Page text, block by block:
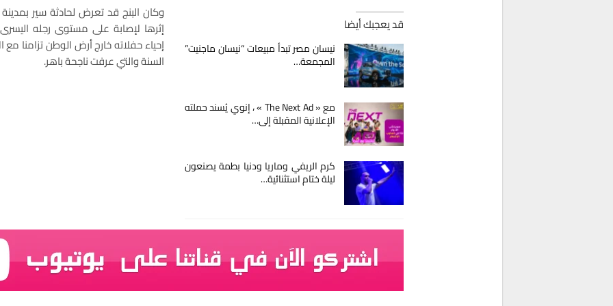
قد يعجبك أيضا
نيسان مصر تبدأ مبيعات “نيسان ماجنيت”
المجمعة…
مع « The Next Ad » ، إنوي يُسند حملته
الإعلانية المقبلة إلى…
كرم الريفي وماريا ودنيا بطمة يصنعون
ليلة ختام استثنائية…
وكان البنج قد تعرض لحادثة سير
إثرها لإصابة على مستوى رجله
إحياء حفلاته خارج أرض الوطن تزامنا مع
السنة والتي عرفت ناجحة باهر.